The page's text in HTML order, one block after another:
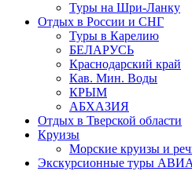
Туры на Шри-Ланку
Отдых в России и СНГ
Туры в Карелию
БЕЛАРУСЬ
Краснодарский край
Кав. Мин. Воды
КРЫМ
АБХАЗИЯ
Отдых в Тверской области
Круизы
Морские круизы и
Экскурсионные туры